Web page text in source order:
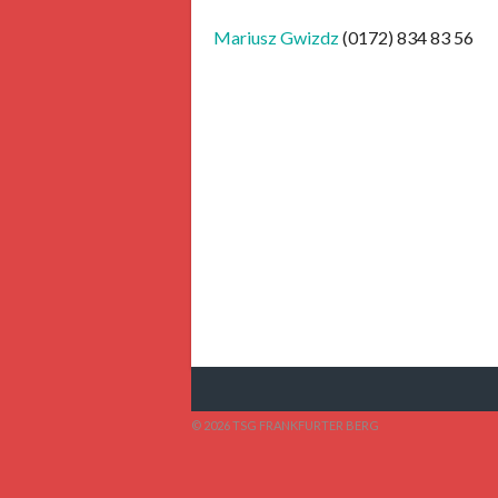
Mariusz Gwizdz(0172) 834 83 56
© 2026 TSG FRANKFURTER BERG